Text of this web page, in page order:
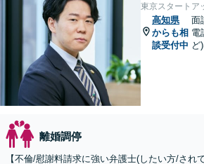
東京スタートア
高知県
からも相
談受付中
面
電
ど
離婚調停
【不倫/慰謝料請求に強い弁護士(したい方/され